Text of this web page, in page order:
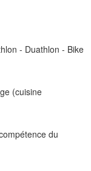
- Duathlon - Bike
(cuisine
du